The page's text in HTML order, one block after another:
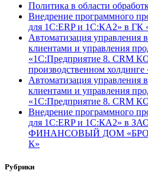
Политика в области
Внедрение программного
для 1С:ERP и 1С:КА2» в
Автоматизация управления
клиентами и управления
«1С:Предприятие 8. CRM
производственном холдинге
Автоматизация управления
клиентами и управления
«1С:Предприятие 8. CRM
Внедрение программного
для 1С:ERP и 1С:КА2» в
ФИНАНСОВЫЙ ДОМ
К»
Рубрики